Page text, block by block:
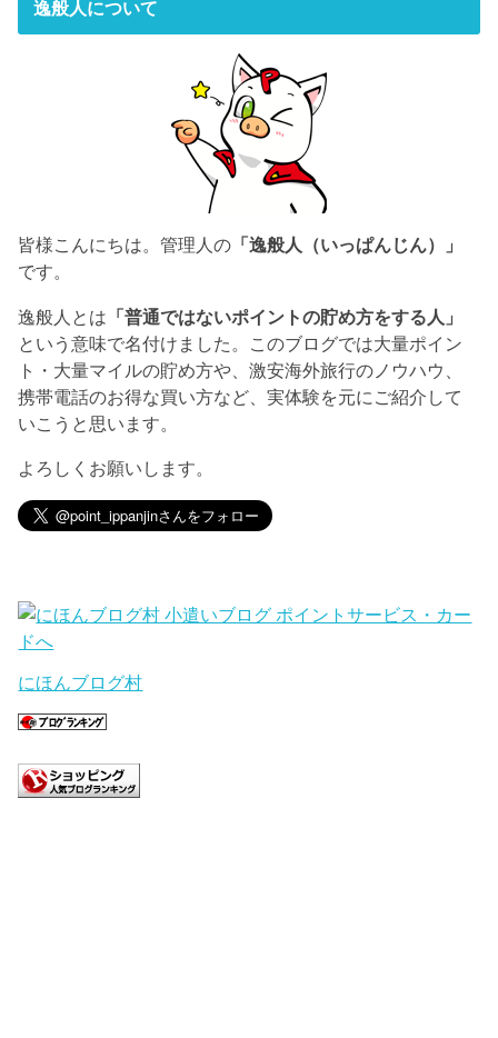
逸般人について
皆様こんにちは。管理人の 「逸般人（いっぱんじん）」
です。
逸般人とは 「普通ではないポイントの貯め方をする人」
という意味で名付けました。このブログでは大量ポイン
ト・大量マイルの貯め方や、激安海外旅行のノウハウ、
携帯電話のお得な買い方など、実体験を元にご紹介して
いこうと思います。
よろしくお願いします。
にほんブログ村